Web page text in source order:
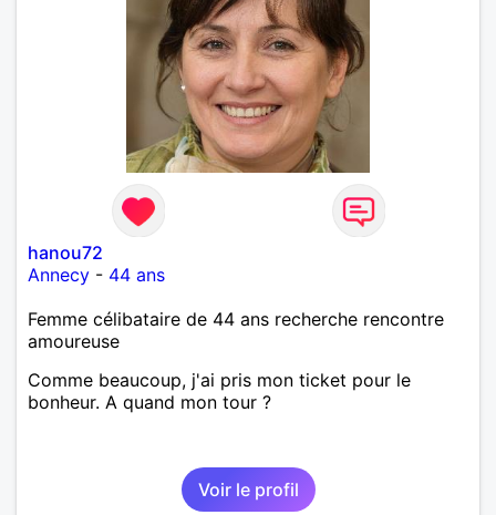
hanou72
Annecy - 44 ans
Femme célibataire de 44 ans recherche rencontre
amoureuse
Comme beaucoup, j'ai pris mon ticket pour le
bonheur. A quand mon tour ?
Voir le profil